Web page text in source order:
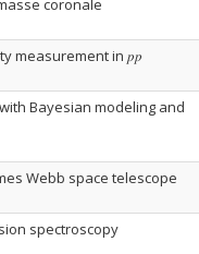
coronale
measurement in 𝑝𝑝
Bayesian modeling and
Webb space telescope
spectroscopy